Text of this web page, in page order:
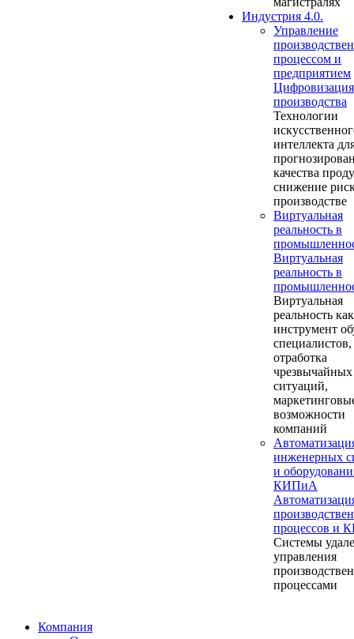
Индустрия 4.0.
Управление
процессом и
предприятием
Цифровизация
производства
Технологии
интеллекта
качества
снижение
производстве
Виртуальная
реальность в
Виртуальная
реальность в
Виртуальная
реальность как
инструмент
специалистов,
отработка
чрезвычайных
ситуаций,
возможности
компаний
инженерных
и
КИПиА
процессов и
Системы
управления
процессами
Компания